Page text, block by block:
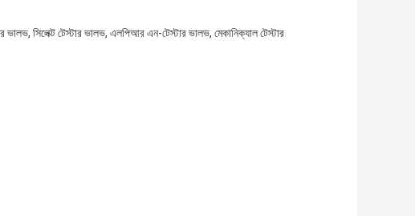
সিলেক্ট টেস্টার ভালভ, এলপিআর এন-টেস্টার ভালভ, মেকানিক্যাল টেস্টার